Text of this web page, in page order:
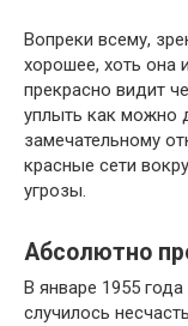
Вопреки всему,
хорошее, хоть она
прекрасно видит
уплыть как можно
замечательному
красные сети
угрозы.
Абсолютно
В январе 1955
случилось